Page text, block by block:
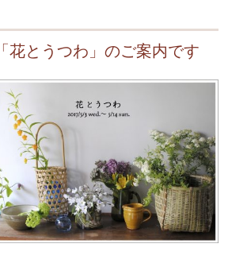
花とうつわ」のご案内です